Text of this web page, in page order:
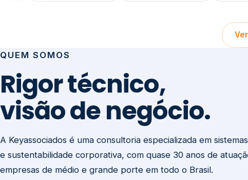
QUEM SOMOS
Rigor técnico,
visão de negócio.
A Keyassociados é uma consultoria especializada em
e sustentabilidade corporativa, com quase 30 anos de
empresas de médio e grande porte em todo o Brasil.